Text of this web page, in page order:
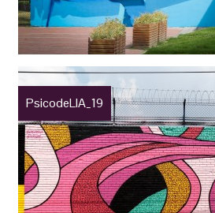
PsicodeLIA_19